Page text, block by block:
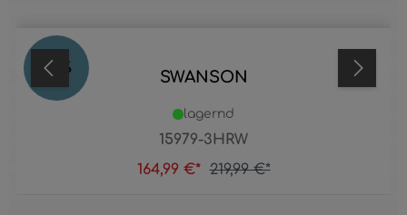
25 % SWANSON
15979-3HRW
lagernd
164,99 €* 219,99 €*